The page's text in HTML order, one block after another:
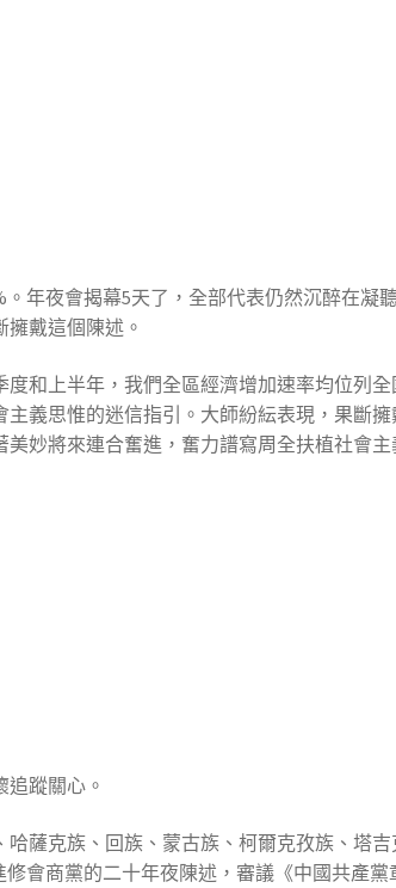
年夜會揭幕5天了，全部代表仍然沉醉在凝
戴這個陳述。
和上半年，我們全區經濟增加速率均位列
義思惟的迷信指引。大師紛紜表現，果斷
妙將來連合奮進，奮力譜寫周全扶植社會
蹤關心。
薩克族、回族、蒙古族、柯爾克孜族、塔
會商黨的二十年夜陳述，審議《中國共產